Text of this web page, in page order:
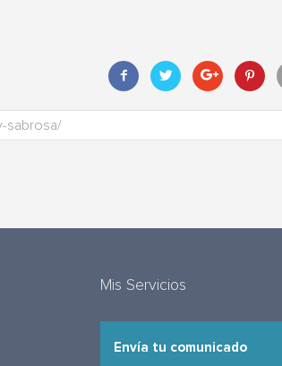
Mis Servicios
Envía tu comunicado